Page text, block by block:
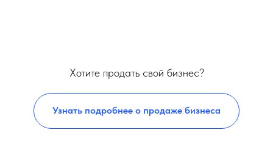
Хотите продать свой бизнес?
Узнать подробнее о продаже бизнеса